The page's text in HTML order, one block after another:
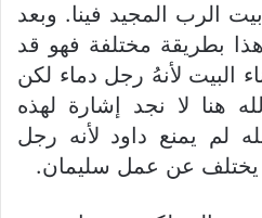
الرب المجيد فينا. وبعد
بطريقة مختلفة فهو قد
البيت لأنهُ رجل دماء لكن
هنا لا نجد إشارة لهذه
فالله لم يمنع داود لأنه رجل
عن عمل سليمان.